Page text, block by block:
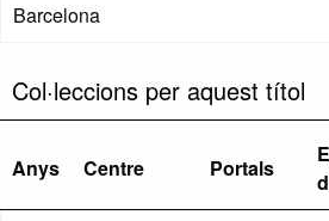
Barcelona
Col·leccions per aquest títol
Anys Centre Portals